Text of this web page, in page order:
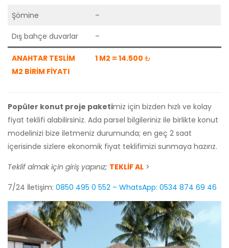
Şömine –
Dış bahçe duvarlar –
ANAHTAR TESLİM
M2 BİRİM FİYATI
1 M2 = 14.500 ₺
Popüler konut proje paketimiz için bizden hızlı ve kolay
fiyat teklifi alabilirsiniz. Ada parsel bilgileriniz ile birlikte konut
modelinizi bize iletmeniz durumunda; en geç 2 saat
içerisinde sizlere ekonomik fiyat teklifimizi sunmaya hazırız.
Teklif almak için giriş yapınız; TEKLİF AL >
7/24 İletişim: 0850 495 0 552 – WhatsApp: 0534 874 69 46